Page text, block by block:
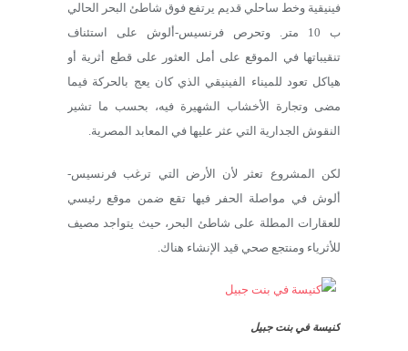
فينيقية وخط ساحلي قديم يرتفع فوق شاطئ البحر الحالي
ب 10 متر. وتحرص فرنسيس-ألوش على استئناف
تنقيباتها في الموقع على أمل العثور على قطع أثرية أو
هياكل تعود للميناء الفينيقي الذي كان يعج بالحركة فيما
مضى وتجارة الأخشاب الشهيرة فيه، بحسب ما تشير
النقوش الجدارية التي عثر عليها في المعابد المصرية.
لكن المشروع تعثر لأن الأرض التي ترغب فرنسيس-
ألوش في مواصلة الحفر فيها تقع ضمن موقع رئيسي
للعقارات المطلة على شاطئ البحر، حيث يتواجد مصيف
للأثرياء ومنتجع صحي قيد الإنشاء هناك.
كنيسة في بنت جبيل